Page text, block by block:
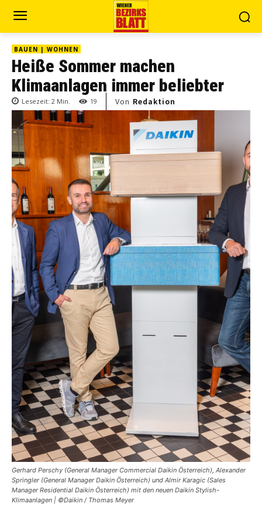
BAUEN | WOHNEN
Heiße Sommer machen
Klimaanlagen immer beliebter
Lesezeit: 2 Min. 19 Von Redaktion
Gerhard Perschy (General Manager Commercial Daikin Österreich), Alexander
Springler (General Manager Daikin Österreich) und Almir Karagic (Sales
Manager Residential Daikin Österreich) mit den neuen Daikin Stylish-
Klimaanlagen | ©Daikin / Thomas Meyer